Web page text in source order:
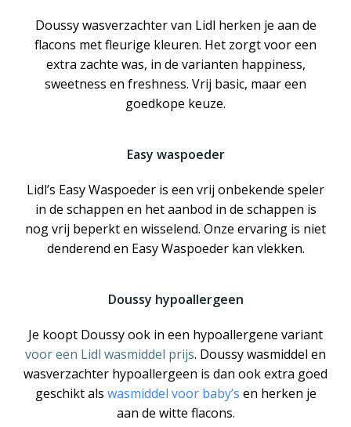
Doussy wasverzachter van Lidl herken je aan de
flacons met fleurige kleuren. Het zorgt voor een
extra zachte was, in de varianten happiness,
sweetness en freshness. Vrij basic, maar een
goedkope keuze.
Easy waspoeder
Lidl’s Easy Waspoeder is een vrij onbekende speler
in de schappen en het aanbod in de schappen is
nog vrij beperkt en wisselend. Onze ervaring is niet
denderend en Easy Waspoeder kan vlekken.
Doussy hypoallergeen
Je koopt Doussy ook in een hypoallergene variant
voor een Lidl wasmiddel prijs. Doussy wasmiddel en
wasverzachter hypoallergeen is dan ook extra goed
geschikt als wasmiddel voor baby’s en herken je
aan de witte flacons.